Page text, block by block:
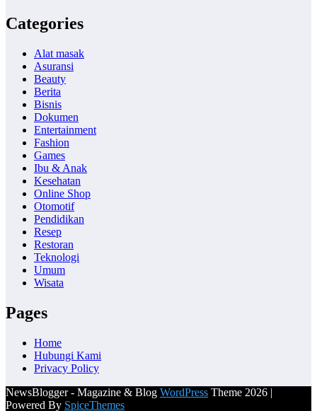
Categories
Alat masak
Asuransi
Beauty
Berita
Bisnis
Dokumen
Entertainment
Fashion
Games
Ibu & Anak
Kesehatan
Online Shop
Otomotif
Pendidikan
Resep
Restoran
Teknologi
Umum
Wisata
Pages
Home
Hubungi Kami
Privacy Policy
NewsBlogger - Magazine & Blog WordPress Theme 2026 |
Powered By SpiceThemes